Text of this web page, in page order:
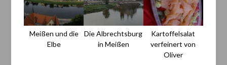
Meißen und die
Elbe
Die Albrechtsburg
in Meißen
Kartoffelsalat
verfeinert von
Oliver